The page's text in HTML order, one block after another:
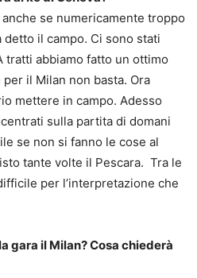
se numericamente troppo
il campo. Ci sono stati
abbiamo fatto un ottimo
il Milan non basta. Ora
mettere in campo. Adesso
sulla partita di domani
se non si fanno le cose al
tante volte il Pescara. Tra le
per l’interpretazione che
gara il Milan? Cosa chiederà